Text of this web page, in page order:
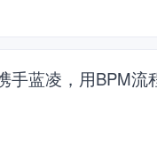
手蓝凌，用BPM